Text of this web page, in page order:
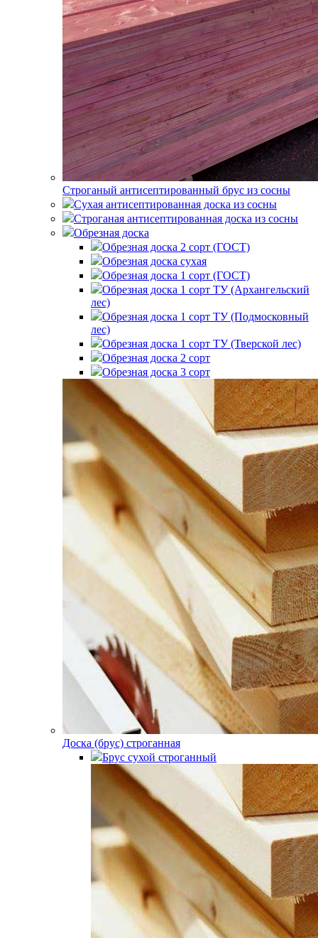
Строганый антисептированный брус из сосны
Сухая антисептированная доска из сосны
Строганая антисептированная доска из сосны
Обрезная доска
Обрезная доска 2 сорт (ГОСТ)
Обрезная доска сухая
Обрезная доска 1 сорт (ГОСТ)
Обрезная доска 1 сорт ТУ (Архангельский
лес)
Обрезная доска 1 сорт ТУ (Подмосковный
лес)
Обрезная доска 1 сорт ТУ (Тверской лес)
Обрезная доска 2 сорт
Обрезная доска 3 сорт
Доска (брус) строганная
Брус сухой строганный